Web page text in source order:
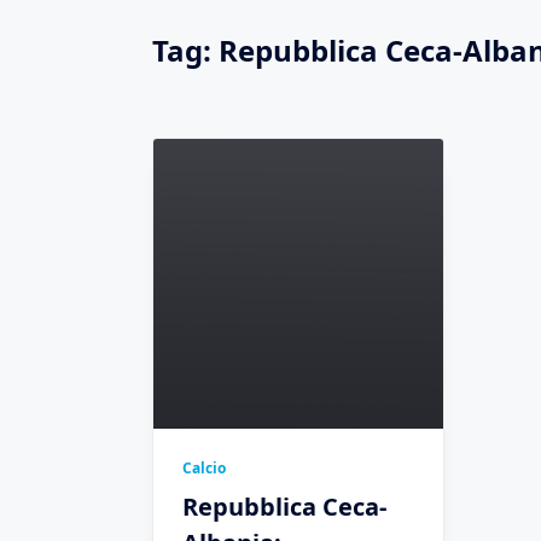
Tag: Repubblica Ceca-
Calcio
Repubblica Ceca-